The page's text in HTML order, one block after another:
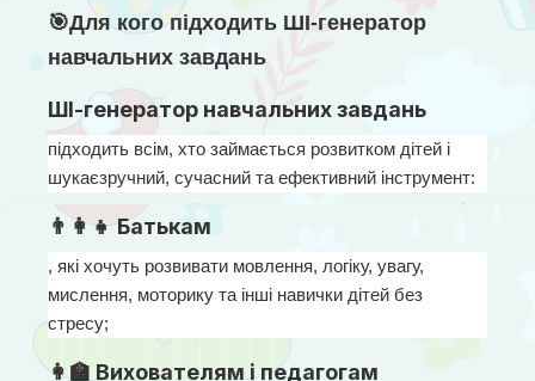
🎯Для кого підходить ШІ-генератор
навчальних завдань
ШІ-генератор навчальних завдань
підходить всім, хто займається розвитком дітей і
шукаєзручний, сучасний та ефективний інструмент:
👨‍👩‍👧 Батькам
, які хочуть розвивати мовлення, логіку, увагу,
мислення, моторику та інші навички дітей без
стресу;
👩‍🏫 Вихователям і педагогам